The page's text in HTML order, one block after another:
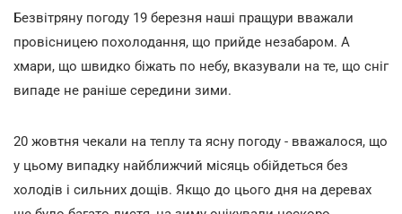
Безвітряну погоду 19 березня наші пращури вважали
провісницею похолодання, що прийде незабаром. А
хмари, що швидко біжать по небу, вказували на те, що сніг
випаде не раніше середини зими.
20 жовтня чекали на теплу та ясну погоду - вважалося, що
у цьому випадку найближчий місяць обійдеться без
холодів і сильних дощів. Якщо до цього дня на деревах